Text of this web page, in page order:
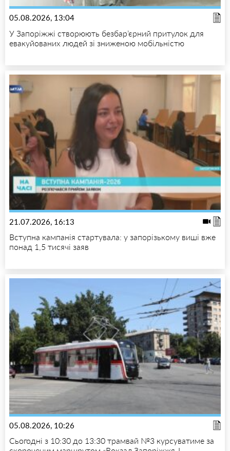
05.08.2026, 13:04
У Запоріжжі створюють безбар’єрний притулок для
евакуйованих людей зі зниженою мобільністю
21.07.2026, 16:13
Вступна кампанія стартувала: у запорізькому виші вже
понад 1,5 тисячі заяв
05.08.2026, 10:26
Сьогодні з 10:30 до 13:30 трамвай №3 курсуватиме за